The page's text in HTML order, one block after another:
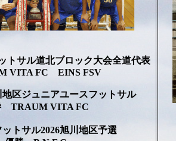
トサル道北ブロック大会全道代表
VITA FC EINS FSV
地区ジュニアユースフットサル
TRAUM VITA FC
ットサル2026旭川地区予選